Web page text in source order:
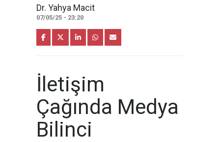
Dr. Yahya Macit
07/05/25 - 23:20
İletişim
Çağında Medya
Bilinci